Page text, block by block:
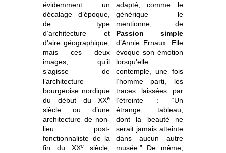
évidemment un
décalage d’époque,
de type
d’architecture et
d’aire géographique,
mais ces deux
images, qu’il
s’agisse de
l’architecture
bourgeoise nordique
du début du XXe
siècle ou d’une
architecture de non-
lieu post-
fonctionnaliste de la
fin du XXesiècle,
adapté, comme le
générique le
mentionne, de
Passion simple
d’Annie Ernaux. Elle
évoque son émotion
lorsqu’elle
contemple, une fois
l’homme parti, les
traces laissées par
l’étreinte : “Un
étrange tableau,
dont la beauté ne
serait jamais atteinte
dans aucun autre
musée.” De même,